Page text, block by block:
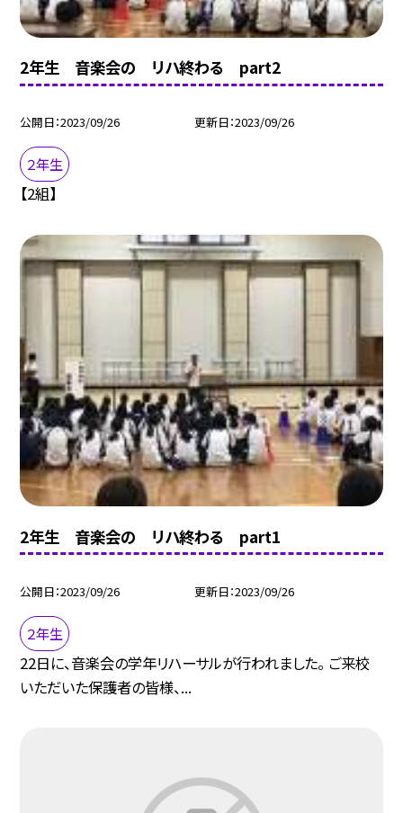
2年生 音楽会の リハ終わる part2
公開日 2023/09/26 更新日 2023/09/26
２年生
【2組】
2年生 音楽会の リハ終わる part1
公開日 2023/09/26 更新日 2023/09/26
２年生
22日に、音楽会の学年リハーサルが行われました。 ご来校
いただいた保護者の皆様、...